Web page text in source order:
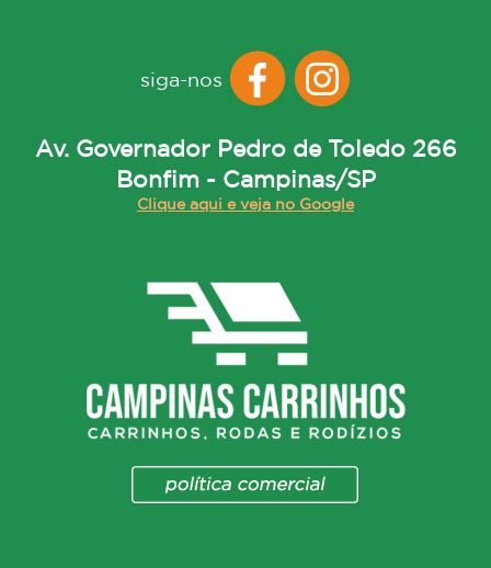
siga-nos
Av. Governador Pedro de Toledo 266
Bonfim - Campinas/SP
Clique aqui e veja no Google